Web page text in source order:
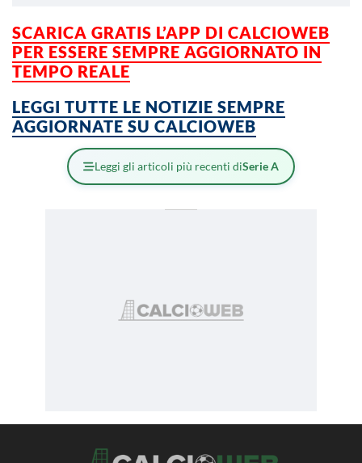
SCARICA GRATIS L’APP DI CALCIOWEB
PER ESSERE SEMPRE AGGIORNATO IN
TEMPO REALE
LEGGI TUTTE LE NOTIZIE SEMPRE
AGGIORNATE SU CALCIOWEB
Leggi gli articoli più recenti diSerie A